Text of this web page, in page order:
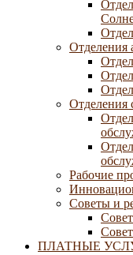
Отделения
Отделения
Рабочие
Советы и
ПЛАТНЫЕ